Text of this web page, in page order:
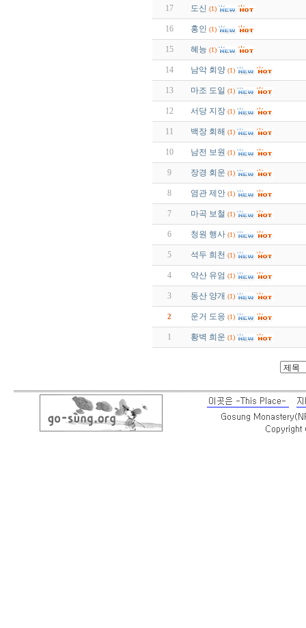
17 도신 (1)
16 홍인 (1)
15 혜능 (1)
14 남악 회양 (1)
13 마조 도일 (1)
12 서당 지장 (1)
11 백장 회해 (1)
10 남전 보원 (1)
9 장경 회운 (1)
8 염관 제안 (1)
7 마곡 보철 (1)
6 청원 행사 (1)
5 석두 희천 (1)
4 약산 유엄 (1)
3 동산 양개 (1)
2 운거 도응 (1)
1 황벽 희운 (1)